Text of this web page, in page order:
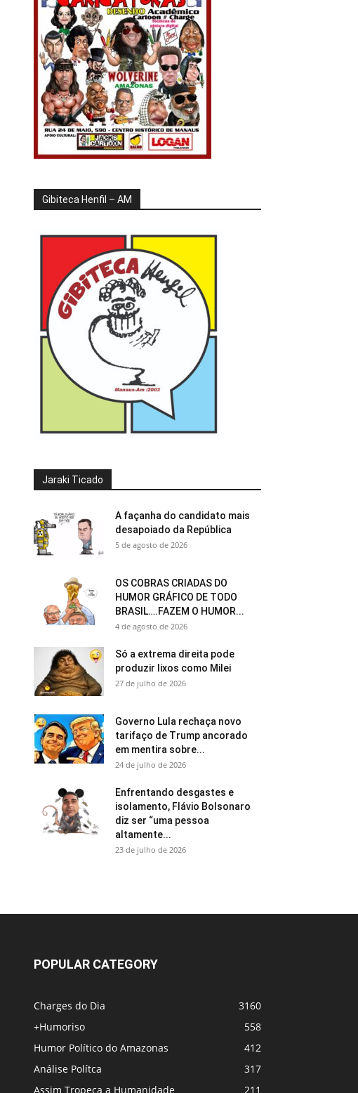
Gibiteca Henfil – AM
Jaraki Ticado
A façanha do candidato mais
desapoiado da República
5 de agosto de 2026
OS COBRAS CRIADAS DO
HUMOR GRÁFICO DE TODO
BRASIL….FAZEM O HUMOR...
4 de agosto de 2026
Só a extrema direita pode
produzir lixos como Milei
27 de julho de 2026
Governo Lula rechaça novo
tarifaço de Trump ancorado
em mentira sobre...
24 de julho de 2026
Enfrentando desgastes e
isolamento, Flávio Bolsonaro
diz ser “uma pessoa
altamente...
23 de julho de 2026
POPULAR CATEGORY
Charges do Dia
3160
+Humoriso
558
Humor Político do Amazonas
412
Análise Polítca
317
Assim Tropeça a Humanidade
211